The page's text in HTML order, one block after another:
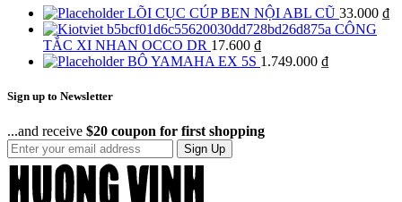
LÕI CỤC CÚP BEN NỘI ABL CŨ 33.000 ₫
CÔNG
TẮC XI NHAN OCCO DR 17.600 ₫
BÔ YAMAHA EX 5S 1.749.000 ₫
Sign up to Newsletter
...and receive $20 coupon for first shopping
Sign Up